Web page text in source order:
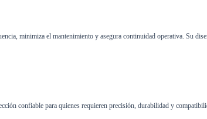
minimiza el mantenimiento y asegura continuidad operativa. Su
confiable para quienes requieren precisión, durabilidad y